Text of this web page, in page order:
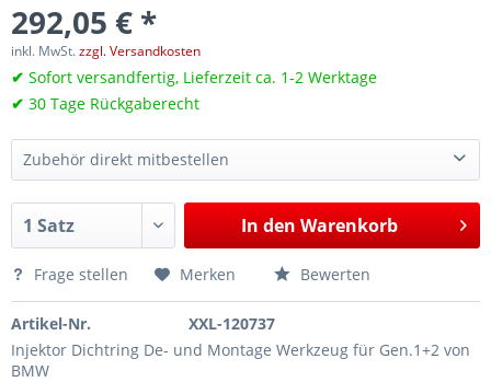
292,05 € *
inkl. MwSt.zzgl. Versandkosten
✔ Sofort versandfertig, Lieferzeit ca. 1-2 Werktage
✔ 30 Tage Rückgaberecht
Zubehör direkt mitbestellen
Steuerzeiten Einstellwerkzeug, Steuerkette, für BMW, Mini B32, B36, B38, B42, B46, B48, B58
676,05 €*
Ausgleichswellen-Demontagewerkzeug für BMW / Mini B46, B47, B48, wie 2361286, 2458114
31,60 €*
Ausgleichswellen-Einstellwerkzeug für BMW Mini B47 B48 N47, wie 2288054, 118750
In den Warenkorb
Frage stellen Merken Bewerten
Artikel-Nr.
XXL-120737
Injektor Dichtring De- und Montage Werkzeug für Gen.1+2 von
BMW